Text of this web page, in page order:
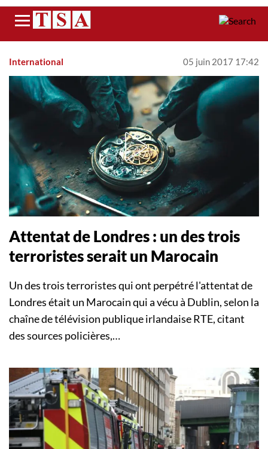
Menu
International 05 juin 2017 17:42
Attentat de Londres : un des trois
terroristes serait un Marocain
Un des trois terroristes qui ont perpétré l'attentat de
Londres était un Marocain qui a vécu à Dublin, selon la
chaîne de télévision publique irlandaise RTE, citant
des sources policières,…